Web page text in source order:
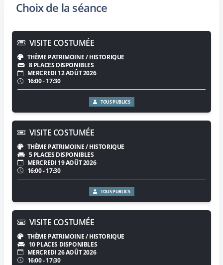
Choix de la séance
VISITE COSTUMÉE
THÈME PATRIMOINE / HISTORIQUE
8 PLACES DISPONIBLES
MERCREDI 12 AOÛT 2026
16:00 - 17:30
TOUS PUBLICS
VISITE COSTUMÉE
THÈME PATRIMOINE / HISTORIQUE
5 PLACES DISPONIBLES
MERCREDI 19 AOÛT 2026
16:00 - 17:30
TOUS PUBLICS
VISITE COSTUMÉE
THÈME PATRIMOINE / HISTORIQUE
10 PLACES DISPONIBLES
MERCREDI 26 AOÛT 2026
16:00 - 17:30